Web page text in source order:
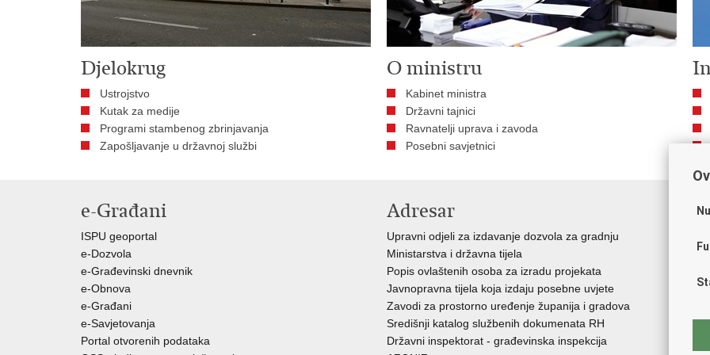
Djelokrug
Ustrojstvo
Kutak za medije
Programi stambenog zbrinjavanja
Zapošljavanje u državnoj službi
O ministru
Kabinet ministra
Državni tajnici
Ravnatelji uprava i zavoda
Posebni savjetnici
e-Građani
ISPU geoportal
e-Dozvola
e-Građevinski dnevnik
e-Obnova
e-Građani
e-Savjetovanja
Portal otvorenih podataka
Adresar
Upravni odjeli za izdavanje dozvola za gradnju
Ministarstva i državna tijela
Popis ovlaštenih osoba za izradu projekata
Javnopravna tijela koja izdaju posebne uvjete
Zavodi za prostorno uređenje županija i gradova
Središnji katalog službenih dokumenata RH
Državni inspektorat - građevinska inspekcija